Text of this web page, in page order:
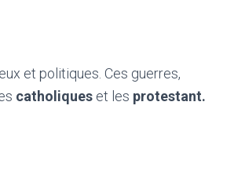
et politiques. Ces guerres,
catholiques et les protestant.